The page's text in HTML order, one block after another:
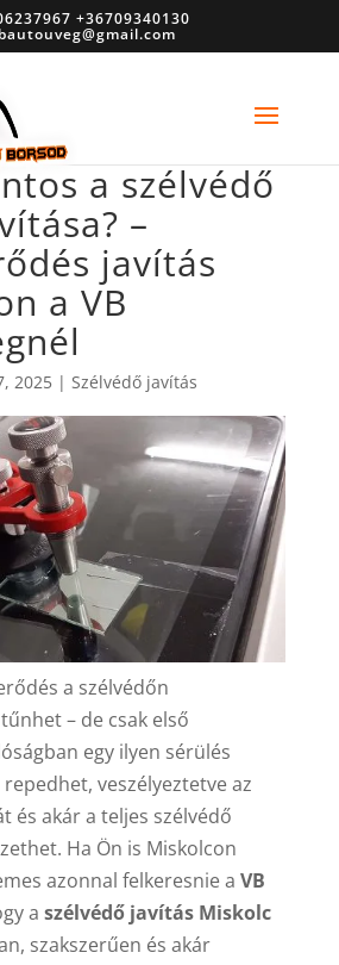
+36709340130
a szélvédő
–
javítás
a VB
2025| Szélvédő javítás
a szélvédőn
– de csak első
egy ilyen sérülés
veszélyeztetve az
és akár a teljes szélvédő
Ha Ön is Miskolcon
azonnal felkeresnie a VB
a szélvédő javítás Miskolc
szakszerűen és akár